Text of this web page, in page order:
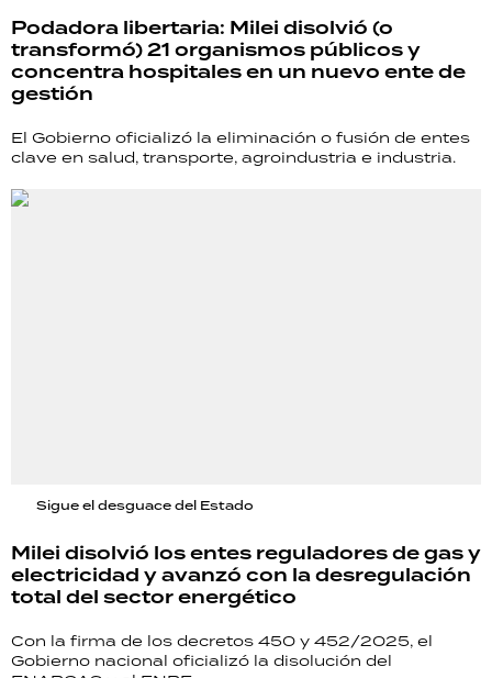
Podadora libertaria: Milei disolvió (o
transformó) 21 organismos públicos y
concentra hospitales en un nuevo ente de
gestión
El Gobierno oficializó la eliminación o fusión de entes
clave en salud, transporte, agroindustria e industria.
Sigue el desguace del Estado
Milei disolvió los entes reguladores de gas y
electricidad y avanzó con la desregulación
total del sector energético
Con la firma de los decretos 450 y 452/2025, el
Gobierno nacional oficializó la disolución del
TECNOLOGÍA
RECETAS
PALABRAS
HORÓSCOPO